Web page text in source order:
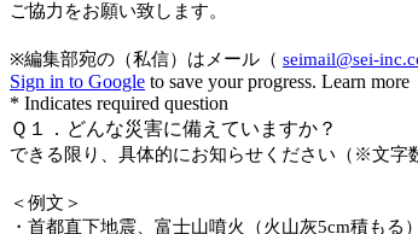
ご協力をお願い致します。
※編集部宛の（私信）はメール（ seimail@sei-
Sign in to Google to save your progress. Learn more
* Indicates required question
Ｑ１．どんな災害に備えていますか？
できる限り、具体的にお知らせください（※文字
＜例文＞
・首都直下地震、富士山噴火（火山灰5cm積もる